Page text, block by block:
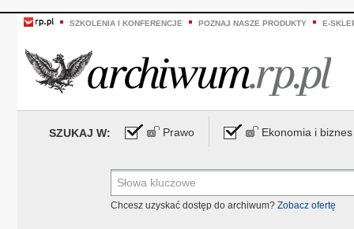
SZKOLENIA I KONFERENCJE POZNAJ NASZE PRODUKTY E-
SZUKAJ W: Prawo Ekonomia i biznes
Chcesz uzyskać dostęp do archiwum? Zobacz ofertę